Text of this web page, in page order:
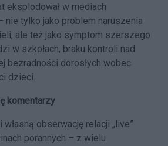
eksplodował w mediach
nie tylko jako problem naruszenia
ale też jako symptom szerszego
w szkołach, braku kontroli nad
bezradności dorosłych wobec
dzieci.
komentarzy
obserwację relacji „live”
porannych – z wielu